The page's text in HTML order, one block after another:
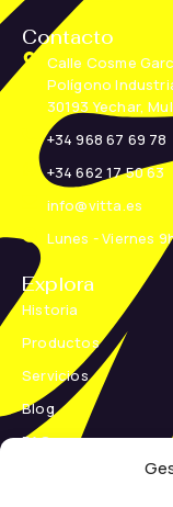
Contacto
Calle Cosme
Polígono
30193 Yechar,
+34 968 67 69 78
+34 662 17 50 63
info@vitta.es
Lunes - Viernes
Explora
Historia
Productos
Servicios
Blog
FAQs